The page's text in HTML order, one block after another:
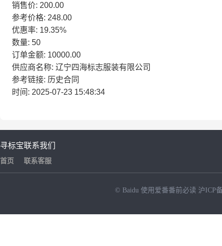
销售价: 200.00
参考价格: 248.00
优惠率: 19.35%
数量: 50
订单金额: 10000.00
供应商名称: 辽宁四海标志服装有限公司
参考链接: 历史合同
时间: 2025-07-23 15:48:34
寻标宝
首页
联系我们
联系客服
© Baidu 使用爱番番前必读 沪ICP